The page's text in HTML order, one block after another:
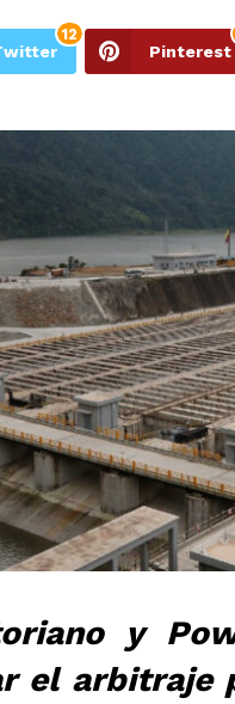
12
Pinterest
y
el arbitraje